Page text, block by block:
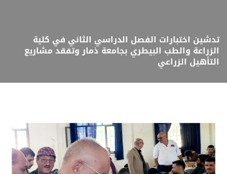
تدشين اختبارات الفصل الدراسي الثاني في كلية
الزراعة والطب البيطري بجامعة ذمار وتفقد مشاريع
التأهيل الزراعي